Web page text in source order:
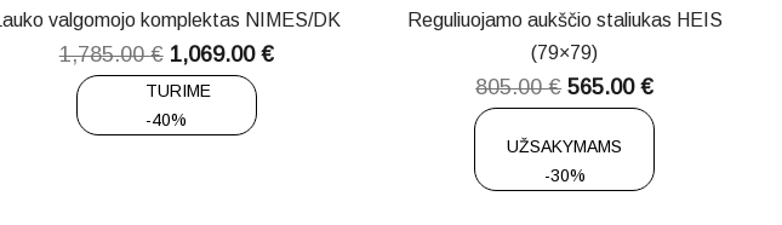
Lauko valgomojo komplektas NIMES/DK
1,785.00€ 1,069.00 €
TURIME
-40%
Reguliuojamo aukščio staliukas HEIS
(79×79)
805.00€ 565.00€
UŽSAKYMAMS
-30%